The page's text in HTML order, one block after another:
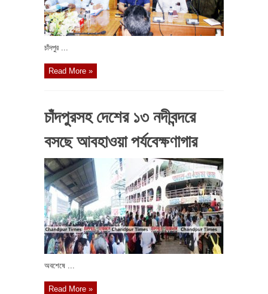
চাঁদপুর ...
Read More »
চাঁদপুরসহ দেশের ১৩ নদীবন্দরে
বসছে আবহাওয়া পর্যবেক্ষণাগার
অবশেষে ...
Read More »